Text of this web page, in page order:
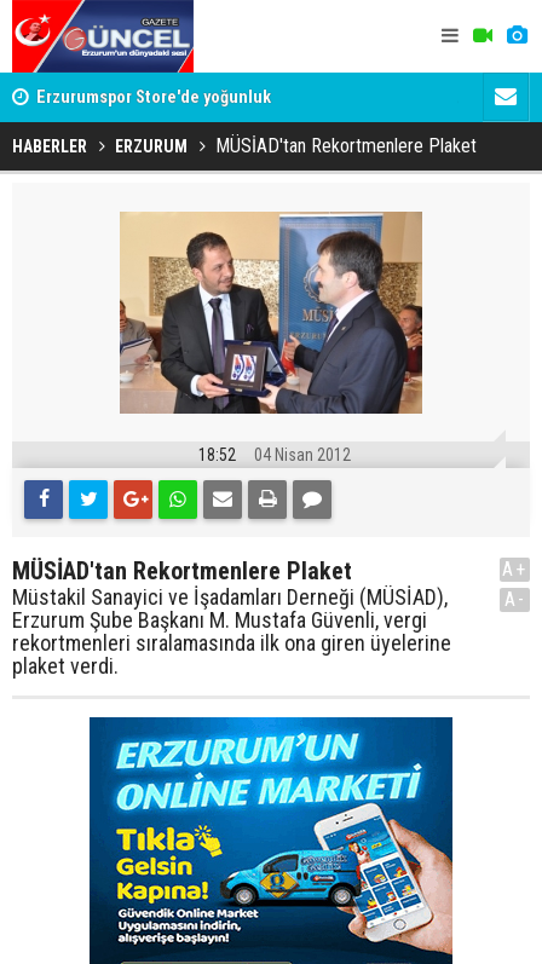
Erzurumspor Store'de yoğunluk Adalet
Böyle bir
HABERLER ERZURUM MÜSİAD'tan Rekortmenlere Plaket
18:52 04 Nisan 2012
MÜSİAD'tan Rekortmenlere Plaket
Müstakil Sanayici ve İşadamları Derneği (MÜSİAD),
Erzurum Şube Başkanı M. Mustafa Güvenli, vergi
rekortmenleri sıralamasında ilk ona giren üyelerine
plaket verdi.
A+
A-